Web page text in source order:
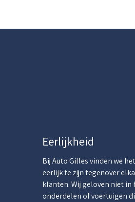
Eerlijkheid
Bij Auto Gilles vinden we
eerlijk te zijn tegenover
klanten. Wij geloven niet in
onderdelen of voertuigen